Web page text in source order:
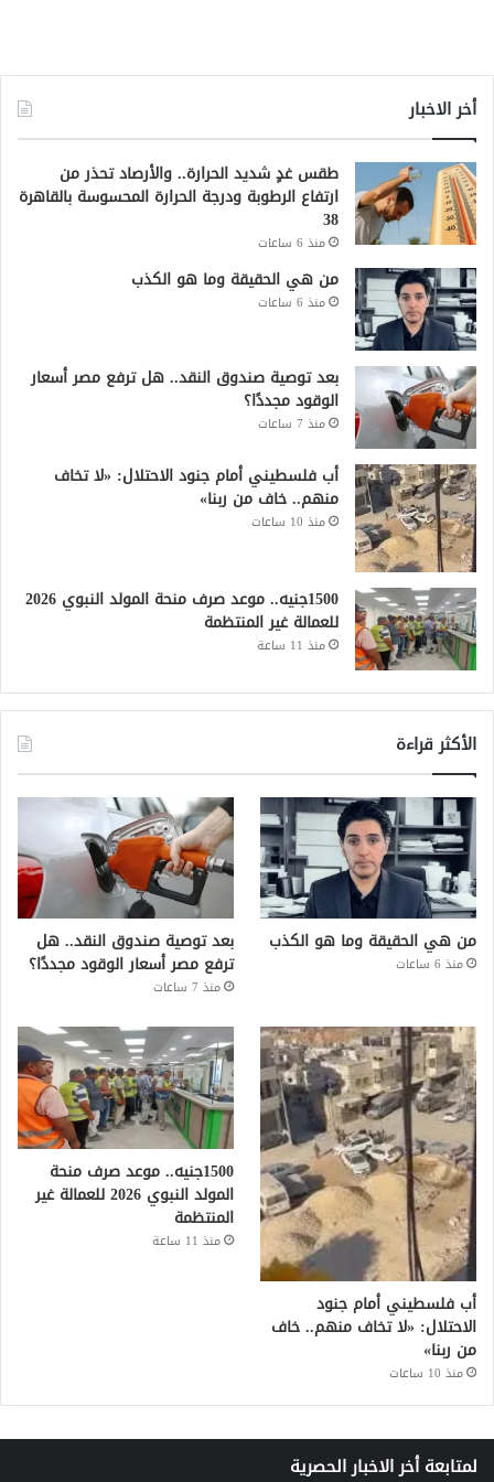
أخر الاخبار
طقس غدٍ شديد الحرارة.. والأرصاد تحذر من
ارتفاع الرطوبة ودرجة الحرارة المحسوسة بالقاهرة
38
منذ 6 ساعات
من هي الحقيقة وما هو الكذب
منذ 6 ساعات
بعد توصية صندوق النقد.. هل ترفع مصر أسعار
الوقود مجددًا؟
منذ 7 ساعات
أب فلسطيني أمام جنود الاحتلال: «لا تخاف
منهم.. خاف من ربنا»
منذ 10 ساعات
1500جنيه.. موعد صرف منحة المولد النبوي 2026
للعمالة غير المنتظمة
منذ 11 ساعة
الأكثر قراءة
من هي الحقيقة وما هو الكذب
منذ 6 ساعات
بعد توصية صندوق النقد.. هل
ترفع مصر أسعار الوقود مجددًا؟
منذ 7 ساعات
أب فلسطيني أمام جنود
الاحتلال: «لا تخاف منهم.. خاف
من ربنا»
منذ 10 ساعات
1500جنيه.. موعد صرف منحة
المولد النبوي 2026 للعمالة غير
المنتظمة
منذ 11 ساعة
لمتابعة أخر الاخبار الحصرية